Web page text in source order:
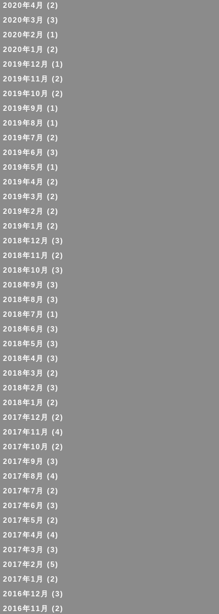
2020年4月
(2)
2020年3月
(3)
2020年2月
(1)
2020年1月
(2)
2019年12月
(1)
2019年11月
(2)
2019年10月
(2)
2019年9月
(1)
2019年8月
(1)
2019年7月
(2)
2019年6月
(3)
2019年5月
(1)
2019年4月
(2)
2019年3月
(2)
2019年2月
(2)
2019年1月
(2)
2018年12月
(3)
2018年11月
(2)
2018年10月
(3)
2018年9月
(3)
2018年8月
(3)
2018年7月
(1)
2018年6月
(3)
2018年5月
(3)
2018年4月
(3)
2018年3月
(2)
2018年2月
(3)
2018年1月
(2)
2017年12月
(2)
2017年11月
(4)
2017年10月
(2)
2017年9月
(3)
2017年8月
(4)
2017年7月
(2)
2017年6月
(3)
2017年5月
(2)
2017年4月
(4)
2017年3月
(3)
2017年2月
(5)
2017年1月
(2)
2016年12月
(3)
2016年11月
(2)